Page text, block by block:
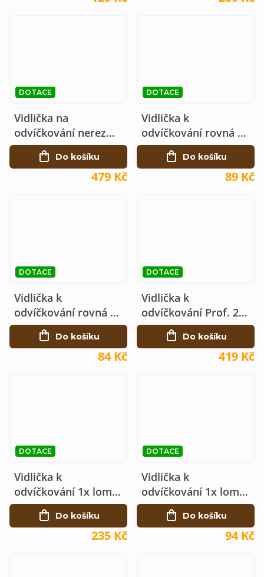
DOTACE
Vidlička na
odvíčkování nerez
lom., 25 jehel, profi
479 Kč
Do košíku
DOTACE
Vidlička k
odvíčkování rovná 21
jehel, plas. rukoj.
89 Kč
Do košíku
DOTACE
Vidlička k
odvíčkování rovná 18
jehel, plas. rukoj.
84 Kč
Do košíku
DOTACE
Vidlička k
odvíčkování Prof. 2x
lom, 19 jehel,
nerezová
419 Kč
Do košíku
DOTACE
Vidlička k
odvíčkování 1x lom.,
25 jehel, nerez jehly
235 Kč
Do košíku
DOTACE
Vidlička k
odvíčkování 1x lom.,
18 jehel, plas. rukoj.
94 Kč
Do košíku